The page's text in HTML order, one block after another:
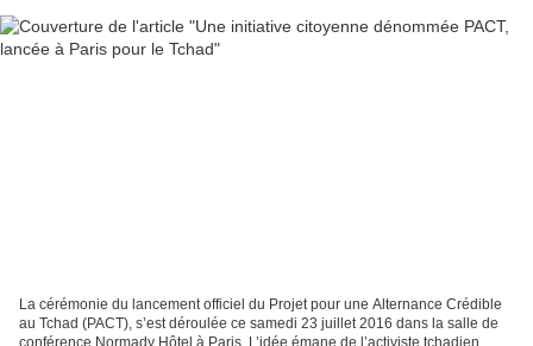
La cérémonie du lancement officiel du Projet pour une Alternance Crédible
au Tchad (PACT), s’est déroulée ce samedi 23 juillet 2016 dans la salle de
conférence Normady Hôtel à Paris. L’idée émane de l’activiste tchadien,